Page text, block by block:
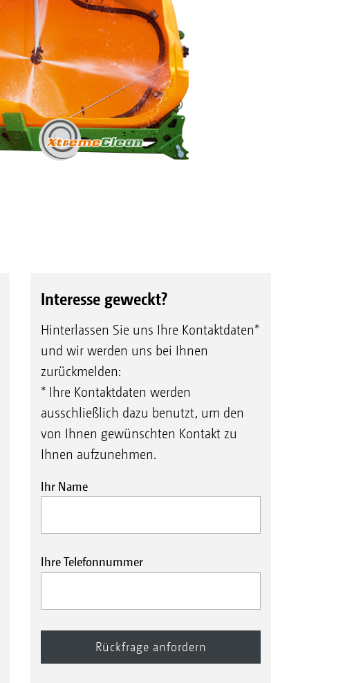
Interesse geweckt?
Hinterlassen Sie uns Ihre Kontaktdaten*
und wir werden uns bei Ihnen
zurückmelden:
* Ihre Kontaktdaten werden
ausschließlich dazu benutzt, um den
von Ihnen gewünschten Kontakt zu
Ihnen aufzunehmen.
Ihr Name
Ihre Telefonnummer